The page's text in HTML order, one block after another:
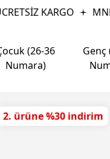
KARGO
(26-36
Numara)
Genç
2. ürüne %30 indirim